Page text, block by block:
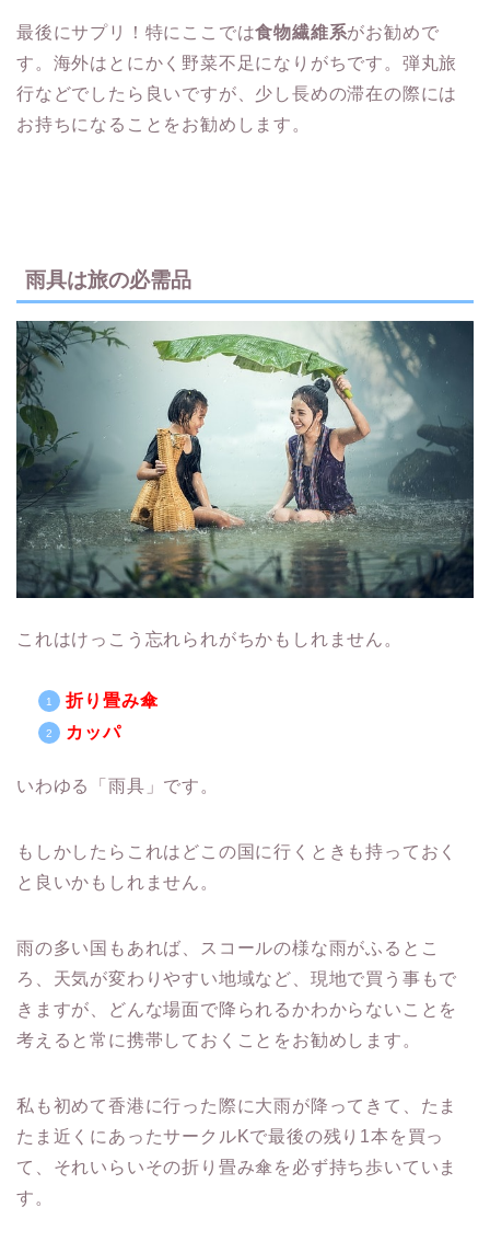
最後にサプリ！特にここでは食物繊維系がお勧めで
す。海外はとにかく野菜不足になりがちです。弾丸旅
行などでしたら良いですが、少し長めの滞在の際には
お持ちになることをお勧めします。
雨具は旅の必需品
これはけっこう忘れられがちかもしれません。
折り畳み傘
カッパ
いわゆる「雨具」です。
もしかしたらこれはどこの国に行くときも持っておく
と良いかもしれません。
雨の多い国もあれば、スコールの様な雨がふるとこ
ろ、天気が変わりやすい地域など、現地で買う事もで
きますが、どんな場面で降られるかわからないことを
考えると常に携帯しておくことをお勧めします。
私も初めて香港に行った際に大雨が降ってきて、たま
たま近くにあったサークルKで最後の残り1本を買っ
て、それいらいその折り畳み傘を必ず持ち歩いていま
す。